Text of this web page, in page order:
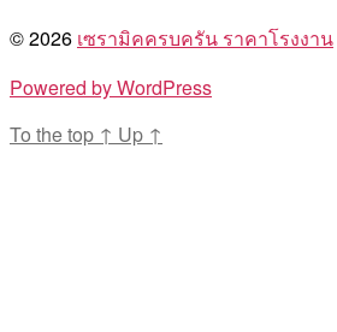
© 2026 เซรามิคครบครัน ราคาโรงงาน
Powered by WordPress
To the top ↑ Up ↑